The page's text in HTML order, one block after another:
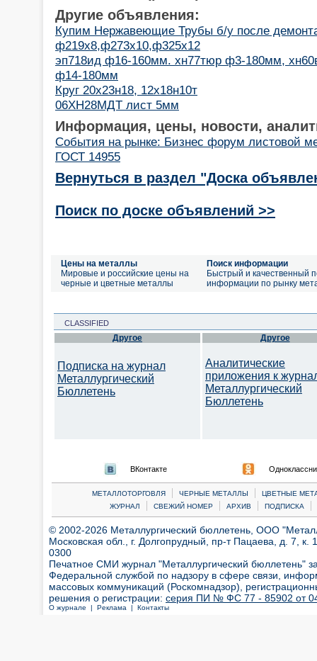
Другие объявления:
Купим Нержавеющие Трубы б/у после
ф219х8,ф273х10,ф325х12
эп718ид ф16-160мм. хн77тюр ф3-180мм,
ф14-180мм
Круг 20х23н18, 12х18н10т
06ХН28МДТ лист 5мм
Информация, цены, новости,
События на рынке: Бизнес форум листовой
ГОСТ 14955
Вернуться в раздел "Доска
Поиск по доске объявлений >>
Цены на металлы
Мировые и российские цены на
черные и цветные металлы
Поиск информации
Быстрый и качественный
информации по рынку
CLASSIFIED
Другое
Подписка на журнал
Металлургический
Бюллетень
Другое
Аналитические
приложения к
Металлургический
Бюллетень
ВКонтакте
МЕТАЛЛОТОРГОВЛЯ | ЧЕРНЫЕ МЕТАЛЛЫ |
ЦВЕТНЫЕ
ЖУРНАЛ
| СВЕЖИЙ НОМЕР | АРХИВ | ПОДПИСКА |
© 2002-2026 Металлургический бюллетень, ООО
Московская обл., г. Долгопрудный, пр-т Пацаева, д. 7,
0300
Печатное СМИ журнал "Металлургический бюллетень"
Федеральной службой по надзору в сфере связи,
массовых коммуникаций (Роскомнадзор),
решения о регистрации: серия ПИ № ФС 77 - 85902 от 04
О журнале | Реклама | Контакты